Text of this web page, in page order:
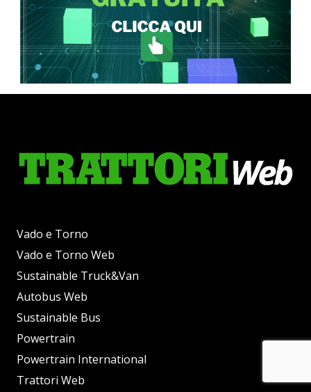
Vado e Torno
Vado e Torno Web
Sustainable Truck&Van
Autobus Web
Sustainable Bus
Powertrain
Powertrain International
Trattori Web